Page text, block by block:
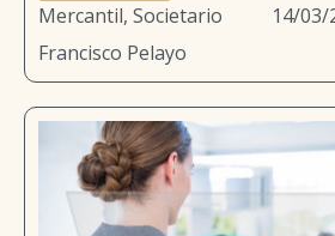
Mercantil, Societario
14/03/
Francisco Pelayo